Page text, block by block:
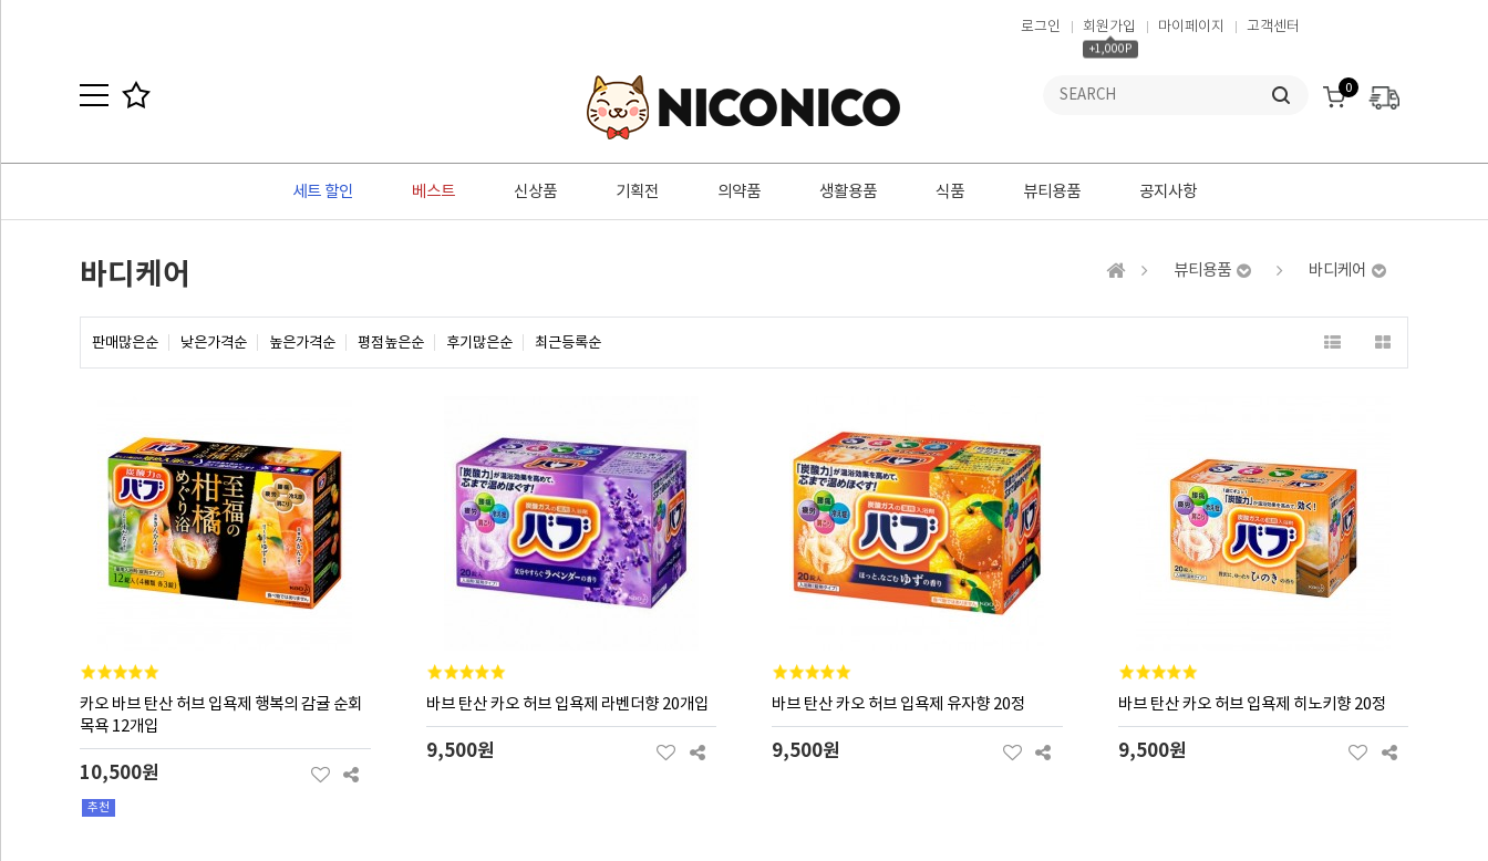
로그인 회원가입
+1,000P
마이페이지 고객센터
0
세트 할인 베스트 신상품 기획전 의약품 생활용품 식품 뷰티용품 공지사항
바디케어 뷰티용품 바디케어
판매많은순 낮은가격순 높은가격순 평점높은순 후기많은순 최근등록순
카오 바브 탄산 허브 입욕제 행복의 감귤 순회
목욕 12개입
10,500원
추천
바브 탄산 카오 허브 입욕제 라벤더향 20개입
9,500원
바브 탄산 카오 허브 입욕제 유자향 20정
9,500원
바브 탄산 카오 허브 입욕제 히노키향 20정
9,500원